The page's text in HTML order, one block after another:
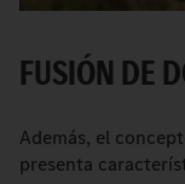
FUSIÓN DE
Además, el
presenta